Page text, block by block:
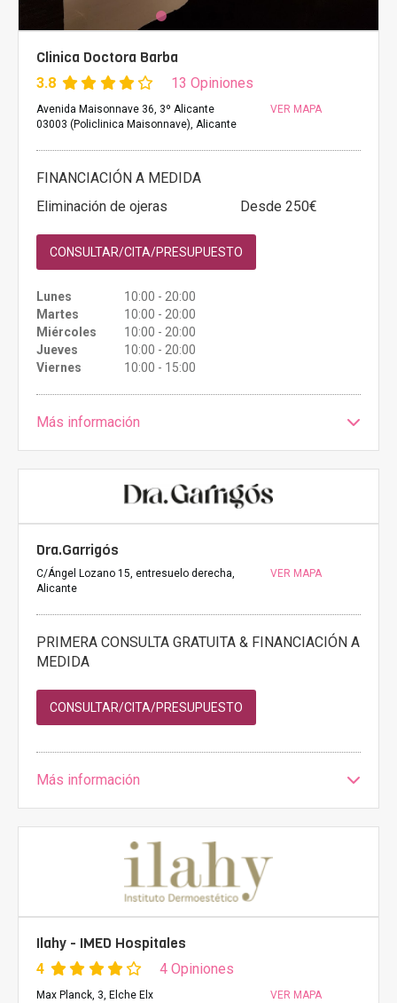
Clinica Doctora Barba
3.8 13 Opiniones
Avenida Maisonnave 36, 3º Alicante
03003 (Policlinica Maisonnave), Alicante
VER MAPA
FINANCIACIÓN A MEDIDA
Eliminación de ojeras
Desde 250€
CONSULTAR/CITA/PRESUPUESTO
Lunes
10:00 - 20:00
Martes
10:00 - 20:00
Miércoles
10:00 - 20:00
Jueves
10:00 - 20:00
Viernes
10:00 - 15:00
Más información
Dra.Garrigós
C/Ángel Lozano 15, entresuelo derecha,
Alicante
VER MAPA
PRIMERA CONSULTA GRATUITA & FINANCIACIÓN A
MEDIDA
CONSULTAR/CITA/PRESUPUESTO
Más información
Ilahy - IMED Hospitales
4 4 Opiniones
Max Planck, 3, Elche Elx VER MAPA